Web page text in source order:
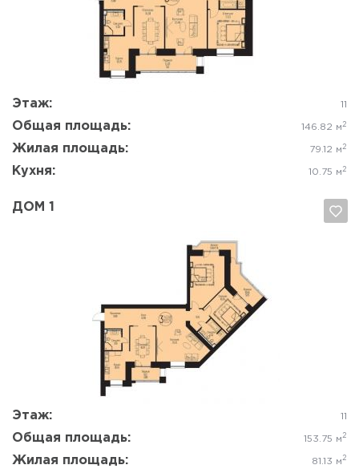
Этаж: 11
Общая площадь: 146.82 м 2
Жилая площадь: 79.12 м 2
Кухня: 10.75 м 2
Да, удалить Отмена
ДОМ 1
Этаж: 11
Общая площадь: 153.75 м 2
Жилая площадь: 81.13 м 2
Да, удалить Отмена